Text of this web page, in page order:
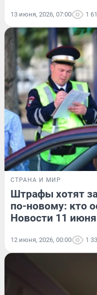
13 июня, 2026, 07:00 1
СТРАНА И МИР
Штрафы хотят
по-новому: кто
Новости 11 июня
12 июня, 2026, 00:00 1